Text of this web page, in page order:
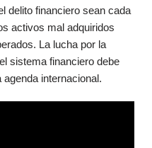
delito financiero sean cada
activos mal adquiridos
La lucha por la
sistema financiero debe
internacional.